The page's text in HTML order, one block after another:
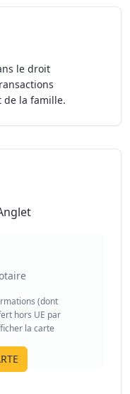
le droit
de la famille.
(dont
hors UE par
la carte